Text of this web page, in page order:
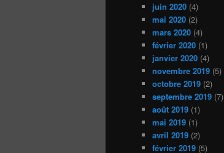
juin 2020 (4)
mai 2020 (2)
mars 2020 (4)
février 2020 (1)
janvier 2020 (4)
novembre 2019 (5)
octobre 2019 (2)
septembre 2019 (7)
août 2019 (1)
mai 2019 (1)
avril 2019 (2)
février 2019 (5)